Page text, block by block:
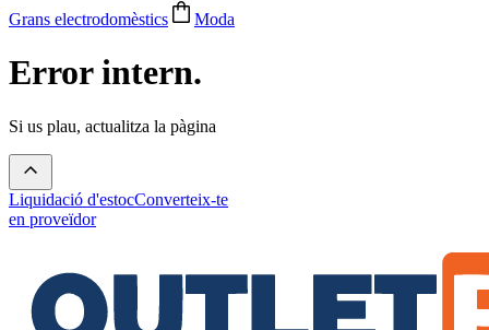
Grans electrodomèstics
Moda
Error intern.
Si us plau, actualitza la pàgina
Liquidació d'estocConverteix-te
en proveïdor